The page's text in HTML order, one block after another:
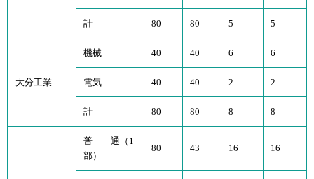
計 80 80 5 5
大分工業
機械 40 40 6 6
電気 40 40 2 2
計 80 80 8 8
普 通（1
部）
80 43 16 16